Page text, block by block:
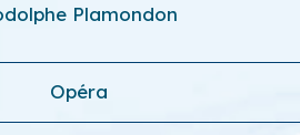
Plamondon
Opéra